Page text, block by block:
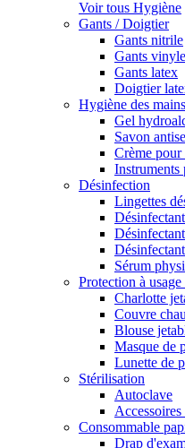
Voir tous Hygiène
Gants / Doigtier
Gants nitrile
Gants vinyle
Gants latex
Doigtier
Hygiène des mains
Gel
Savon
Crème pour
Instruments
Désinfection
Lingettes
Sérum
Protection à
Charlotte
Couvre
Blouse
Masque de
Lunette de
Stérilisation
Autoclave
Consommable
Drap